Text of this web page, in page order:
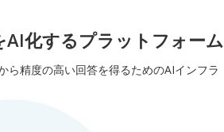
AI化するプラットフォーム
ら精度の高い回答を得るためのAIインフラ